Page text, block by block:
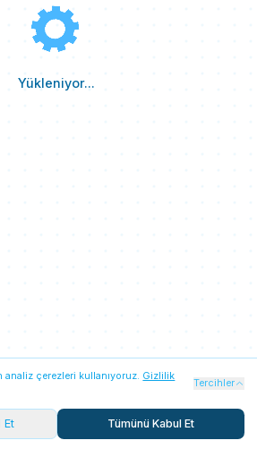
Yükleniyor...
Her iki seçenekte de
Her zaman açık
çerezleri kullanıyoruz. Gizlilik
Tercihler
Et Tümünü Kabul Et